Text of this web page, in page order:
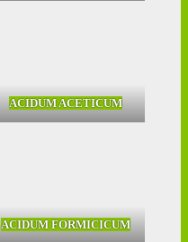
ACIDUM ACETICUM
ACIDUM FORMICICUM